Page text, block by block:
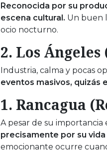
Reconocida por su
escena cultural. Un buen
ocio nocturno.
2. Los
Industria, calma y pocas
eventos masivos, quizás
1. Rancagua
A pesar de su importancia
precisamente por su
emocionante ocurre